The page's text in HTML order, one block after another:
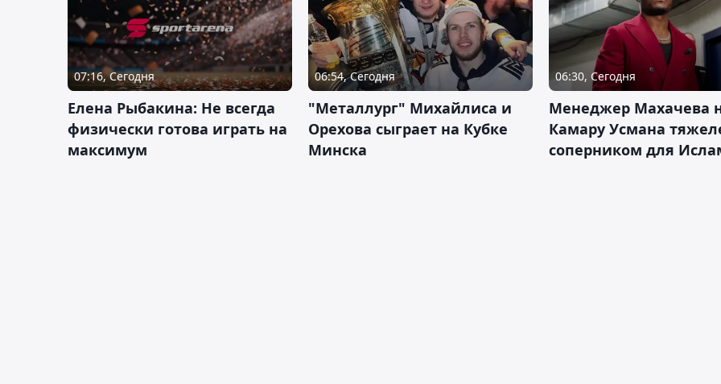
07:16, Сегодня
Елена Рыбакина: Не всегда
физически готова играть на
максимум
06:54, Сегодня
"Металлург" Михайлиса и
Орехова сыграет на Кубке
Минска
06:30, Сегодня
Менеджер Махачева
Камару Усмана
соперником для